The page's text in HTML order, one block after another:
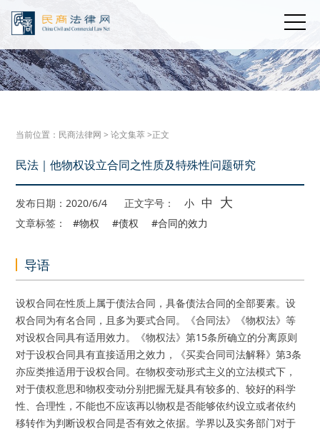
当前位置： 民商法律网 >论文集萃>正文
民法｜他物权设立合同之性质及特殊性问题研究
发布日期：2020/6/4 正文字号： 小 中 大
文章标签： #物权 #债权 #合同的效力
导语
设权合同在性质上属于债法合同，具备债法合同的全部要素。设
权合同为有名合同，且多为要式合同。《合同法》《物权法》等
对设权合同具有适用效力。《物权法》第15条所确立的分离原则
对于设权合同具有直接适用之效力，《买卖合同司法解释》第3条
亦应类推适用于设权合同。在物权变动形式主义的立法模式下，
对于债权意思和物权变动分别把握无疑具有较多的、较好的科学
性、合理性，不能也不应该再以物权是否能够依约设立或者依约
移转作为判断设权合同是否有效之依据。学界以及实务部门对于